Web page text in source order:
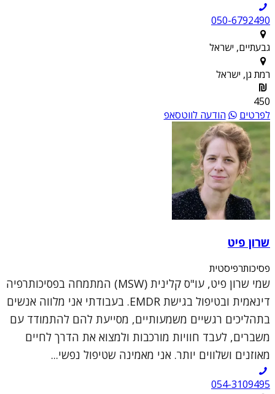
050-6792490
גבעתיים, ישראל
רמת גן, ישראל
450
לפרטים
הודעה לווטסאפ
שרון פיט
פסיכותרפיסטית
שמי שרון פיט, עו"ס קלינית (MSW) המתמחה בפסיכותרפיה
דינאמית ובטיפול בגישת EMDR. בעבודתי אני מלווה אנשים
בתהליכים רגשיים משמעותיים, מסייעת להם להתמודד עם
משברים, לעבד חוויות מורכבות ולמצוא את הדרך לחיים
מאוזנים ושלווים יותר. אני מאמינה שטיפול נפשי...
054-3109495